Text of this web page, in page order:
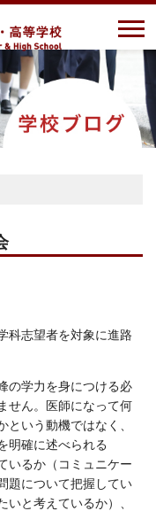
科志望者を対象に進路
の学力を身につける必
せん。医師になって何
いう動機ではなく、
明確に述べられる
いるか（コミュニケー
題について把握してい
と考えているか）、